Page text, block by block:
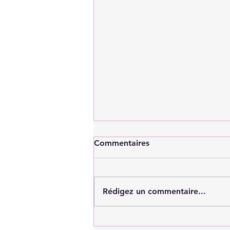
Commentaires
Rédigez un commentaire...